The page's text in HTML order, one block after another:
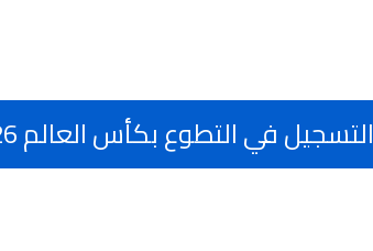
التسجيل في التطوع بكأس العالم 2026 www.fifa.com/en/volunteers